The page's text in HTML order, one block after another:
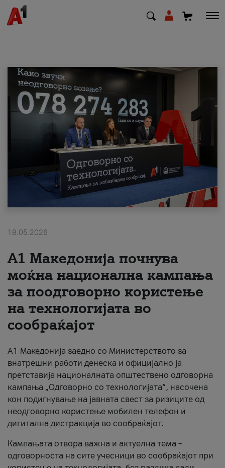
МК EN SQ
Деловни
Поддршка
Надополни кредит
#ПодобарОнлајн
18.05.2026
A1 Македонија почнува
моќна национална кампања
за поодговорно користење
на технологијата во
сообраќајот
A1 Македонија заедно со Министерството за
внатрешни работи денеска и официјално ја
претставија националната општествено одговорна
кампања „Одговорно со технологијата“, насочена
кон подигнување на јавната свест за ризиците од
неодговорно користење мобилен телефон и
дигитална дистракција во сообраќајот.
Кампањата отвора важна и актуелна тема –
одговорноста на сите учесници во сообраќајот при